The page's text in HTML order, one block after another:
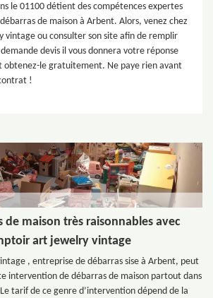
le 01100 détient des compétences expertes
de maison à Arbent. Alors, venez chez
vintage ou consulter son site afin de remplir
devis il vous donnera votre réponse
obtenez-le gratuitement. Ne paye rien avant
!
de maison très raisonnables avec
art jewelry vintage
, entreprise de débarras sise à Arbent, peut
intervention de débarras de maison partout dans
tarif de ce genre d’intervention dépend de la